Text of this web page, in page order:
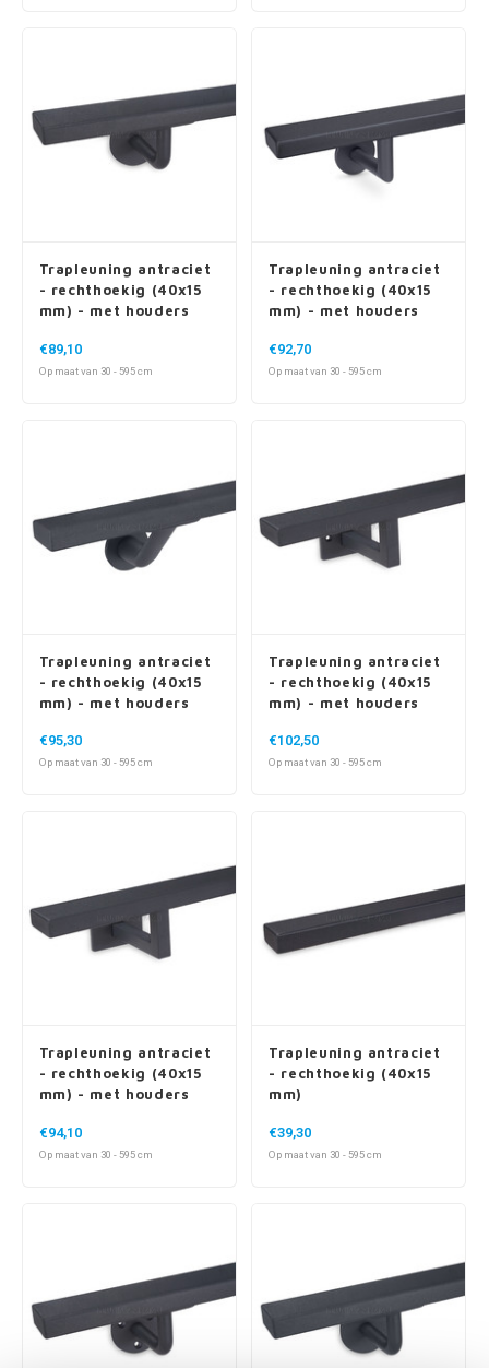
Trapleuning antraciet
- rechthoekig (40x15
mm) - met houders
€89,10
Op maat van 30 - 595 cm
Trapleuning antraciet
- rechthoekig (40x15
mm) - met houders
€92,70
Op maat van 30 - 595 cm
Trapleuning antraciet
- rechthoekig (40x15
mm) - met houders
€95,30
Op maat van 30 - 595 cm
Trapleuning antraciet
- rechthoekig (40x15
mm) - met houders
€102,50
Op maat van 30 - 595 cm
Trapleuning antraciet
- rechthoekig (40x15
mm) - met houders
€94,10
Op maat van 30 - 595 cm
Trapleuning antraciet
- rechthoekig (40x15
mm)
€39,30
Op maat van 30 - 595 cm